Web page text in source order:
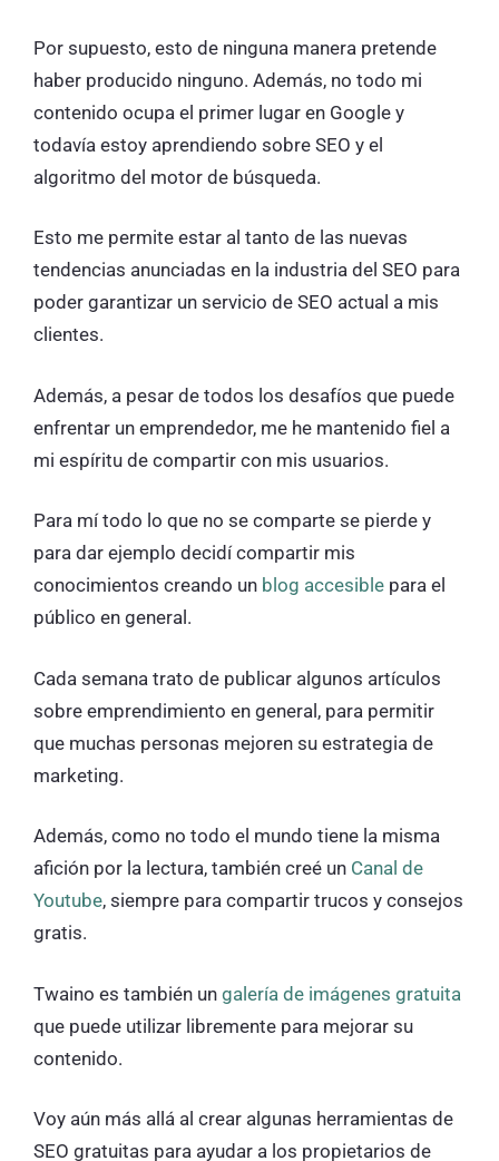
Por supuesto, esto de ninguna manera pretende
haber producido ninguno. Además, no todo mi
contenido ocupa el primer lugar en Google y
todavía estoy aprendiendo sobre SEO y el
algoritmo del motor de búsqueda.
Esto me permite estar al tanto de las nuevas
tendencias anunciadas en la industria del SEO para
poder garantizar un servicio de SEO actual a mis
clientes.
Además, a pesar de todos los desafíos que puede
enfrentar un emprendedor, me he mantenido fiel a
mi espíritu de compartir con mis usuarios.
Para mí todo lo que no se comparte se pierde y
para dar ejemplo decidí compartir mis
conocimientos creando un blog accesible para el
público en general.
Cada semana trato de publicar algunos artículos
sobre emprendimiento en general, para permitir
que muchas personas mejoren su estrategia de
marketing.
Además, como no todo el mundo tiene la misma
afición por la lectura, también creé un Canal de
Youtube, siempre para compartir trucos y consejos
gratis.
Twaino es también un galería de imágenes gratuita
que puede utilizar libremente para mejorar su
contenido.
Voy aún más allá al crear algunas herramientas de
SEO gratuitas para ayudar a los propietarios de